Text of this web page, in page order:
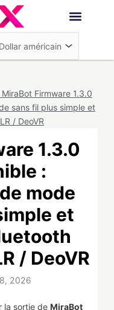
Firmware 1.3.0
sans fil plus simple et
/ DeoVR
1.3.0
:
mode
et
/ DeoVR
2026
la sortie de MiraBot